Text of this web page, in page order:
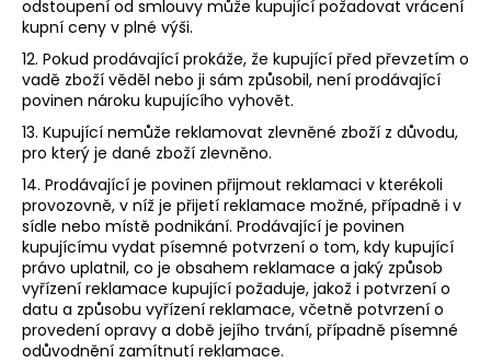
odstoupení od smlouvy může kupující požadovat vrácení
kupní ceny v plné výši.
12. Pokud prodávající prokáže, že kupující před převzetím o
vadě zboží věděl nebo ji sám způsobil, není prodávající
povinen nároku kupujícího vyhovět.
13. Kupující nemůže reklamovat zlevněné zboží z důvodu,
pro který je dané zboží zlevněno.
14. Prodávající je povinen přijmout reklamaci v kterékoli
provozovně, v níž je přijetí reklamace možné, případně i v
sídle nebo místě podnikání. Prodávající je povinen
kupujícímu vydat písemné potvrzení o tom, kdy kupující
právo uplatnil, co je obsahem reklamace a jaký způsob
vyřízení reklamace kupující požaduje, jakož i potvrzení o
datu a způsobu vyřízení reklamace, včetně potvrzení o
provedení opravy a době jejího trvání, případně písemné
odůvodnění zamítnutí reklamace.